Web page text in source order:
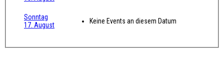
Sonntag
17. August
Keine Events an diesem Datum